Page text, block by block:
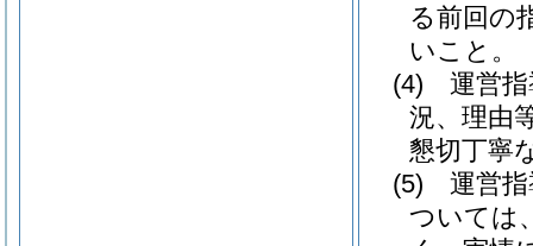
る前回の
いこと。
(4)
運営
況、理由
懇切丁寧
(5)
運営
ついては